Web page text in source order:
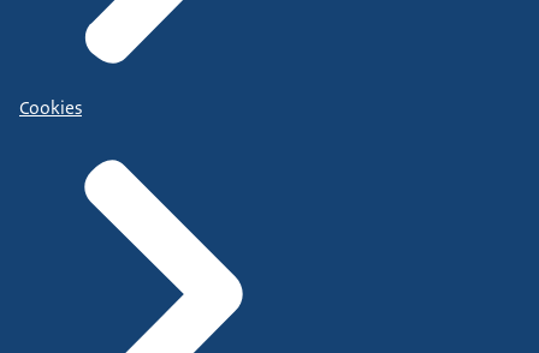
Cookies